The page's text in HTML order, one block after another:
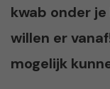
kwab onder
willen er
mogelijk